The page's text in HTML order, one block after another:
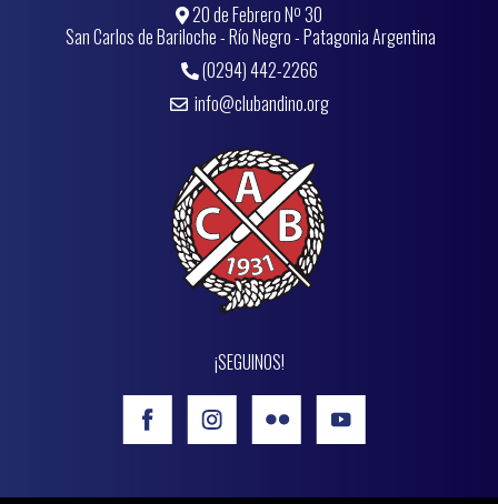
20 de Febrero Nº 30
San Carlos de Bariloche - Río Negro - Patagonia Argentina
(0294) 442-2266
info@clubandino.org
¡SEGUINOS!